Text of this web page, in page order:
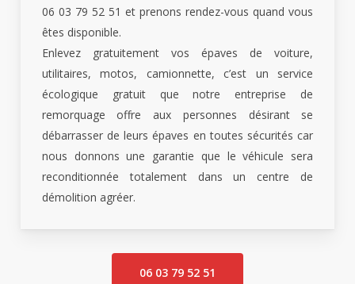
06 03 79 52 51 et prenons rendez-vous quand vous
êtes disponible.
Enlevez gratuitement vos épaves de voiture,
utilitaires, motos, camionnette, c’est un service
écologique gratuit que notre entreprise de
remorquage offre aux personnes désirant se
débarrasser de leurs épaves en toutes sécurités car
nous donnons une garantie que le véhicule sera
reconditionnée totalement dans un centre de
démolition agréer.
06 03 79 52 51